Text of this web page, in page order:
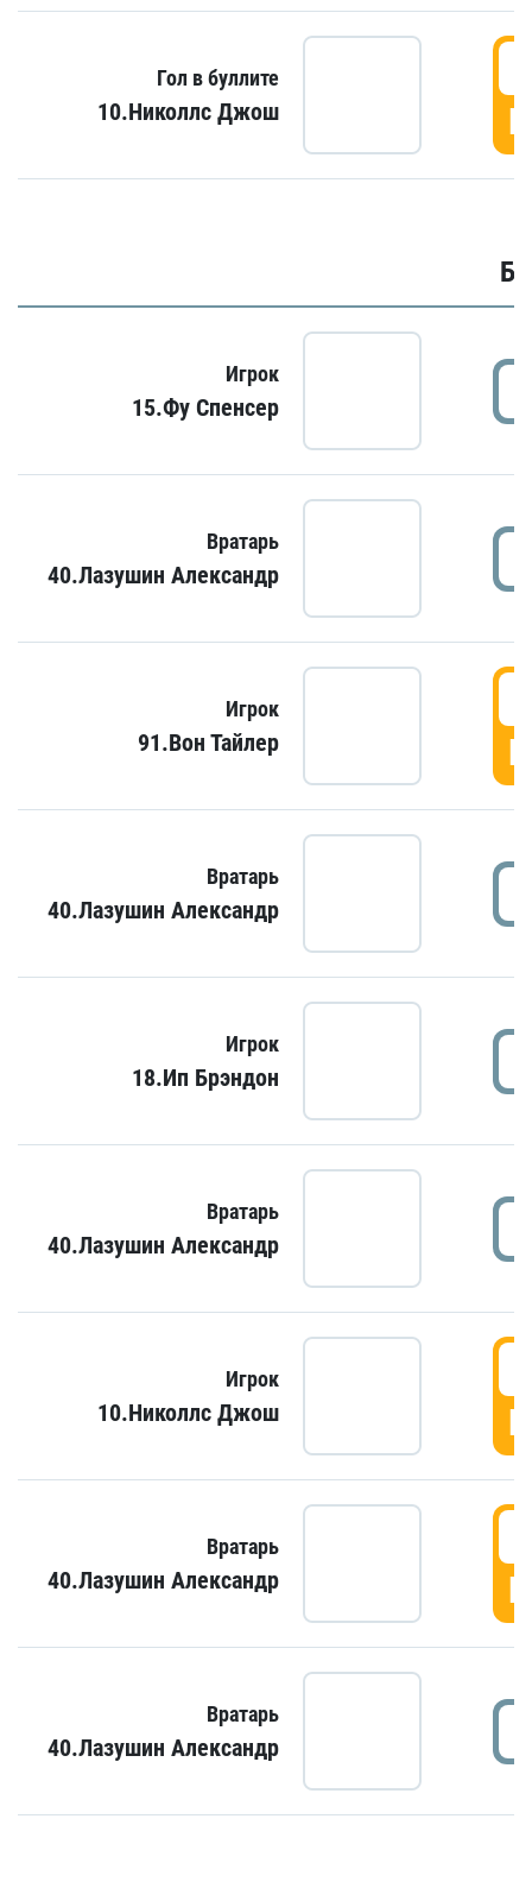
Гол в буллите
10.Николлс Джош
Игрок
15.Фу Спенсер
Вратарь
40.Лазушин Александр
Игрок
91.Вон Тайлер
Вратарь
40.Лазушин Александр
Игрок
18.Ип Брэндон
Вратарь
40.Лазушин Александр
Игрок
10.Николлс Джош
Вратарь
40.Лазушин Александр
Вратарь
40.Лазушин Александр